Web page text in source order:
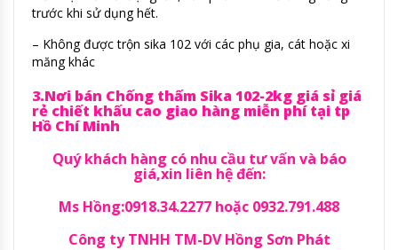
trước khi sử dụng hết.
– Không được trộn sika 102 với các phụ gia, cát hoặc xi
măng khác
3.Nơi bán Chống thấm Sika 102-2kg giá sỉ giá
rẻ chiết khấu cao giao hàng miễn phí tại tp
Hồ Chí Minh
Quý khách hàng có nhu cầu tư vấn và báo
giá,xin liên hệ đến:
Ms Hồng:0918.34.2277 hoặc 0932.791.488
Công ty TNHH TM-DV Hồng Sơn Phát